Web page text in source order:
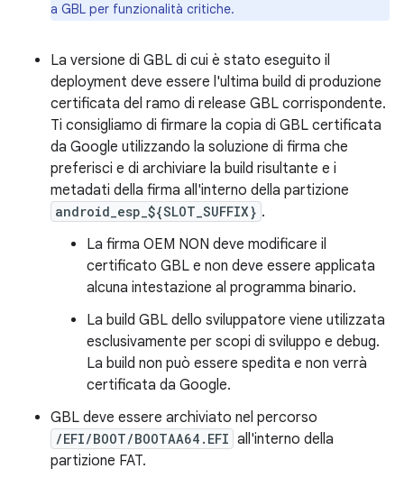
a GBL per funzionalità critiche.
La versione di GBL di cui è stato eseguito il
deployment deve essere l'ultima build di produzione
certificata del ramo di release GBL corrispondente.
Ti consigliamo di firmare la copia di GBL certificata
da Google utilizzando la soluzione di firma che
preferisci e di archiviare la build risultante e i
metadati della firma all'interno della partizione
android_esp_${SLOT_SUFFIX} .
La firma OEM NON deve modificare il
certificato GBL e non deve essere applicata
alcuna intestazione al programma binario.
La build GBL dello sviluppatore viene utilizzata
esclusivamente per scopi di sviluppo e debug.
La build non può essere spedita e non verrà
certificata da Google.
GBL deve essere archiviato nel percorso
/EFI/BOOT/BOOTAA64.EFI all'interno della
partizione FAT.